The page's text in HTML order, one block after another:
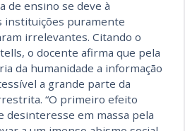
de ensino se deve à
instituições puramente
irrelevantes. Citando o
o docente afirma que pela
da humanidade a informação
a grande parte da
“O primeiro efeito
desinteresse em massa pela